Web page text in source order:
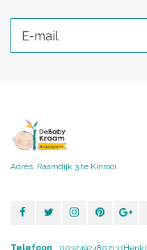
Adres: Raamdijk 3 te Kinrooi
Telefoon
0032492480713 (Henk)